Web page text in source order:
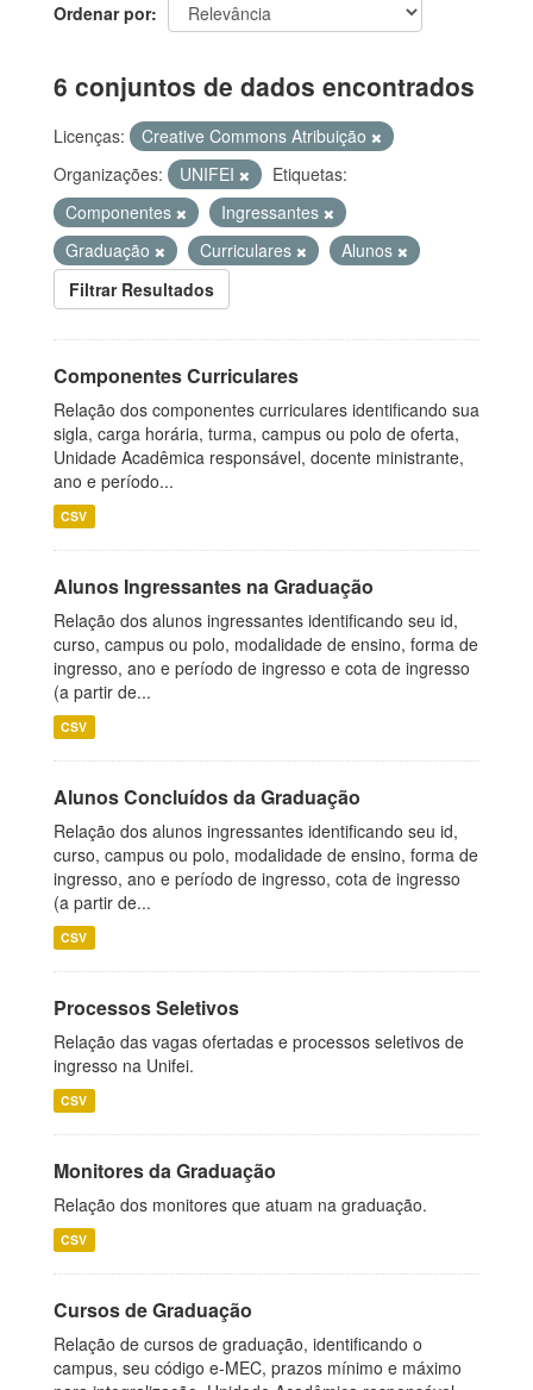
Ordenar por
6 conjuntos de dados encontrados
Licenças:
Creative Commons Atribuição
Organizações:
UNIFEI
Etiquetas:
Componentes
Ingressantes
Graduação
Curriculares
Alunos
Filtrar Resultados
Componentes Curriculares
Relação dos componentes curriculares identificando sua
sigla, carga horária, turma, campus ou polo de oferta,
Unidade Acadêmica responsável, docente ministrante,
ano e período...
CSV
Alunos Ingressantes na Graduação
Relação dos alunos ingressantes identificando seu id,
curso, campus ou polo, modalidade de ensino, forma de
ingresso, ano e período de ingresso e cota de ingresso
(a partir de...
CSV
Alunos Concluídos da Graduação
Relação dos alunos ingressantes identificando seu id,
curso, campus ou polo, modalidade de ensino, forma de
ingresso, ano e período de ingresso, cota de ingresso
(a partir de...
CSV
Processos Seletivos
Relação das vagas ofertadas e processos seletivos de
ingresso na Unifei.
CSV
Monitores da Graduação
Relação dos monitores que atuam na graduação.
CSV
Cursos de Graduação
Relação de cursos de graduação, identificando o
campus, seu código e-MEC, prazos mínimo e máximo